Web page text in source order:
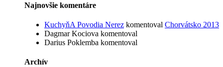
Najnovšie komentáre
KuchyňA Povodia Nerez komentoval Chorvátsko 2013
Dagmar Kociova komentoval
Darius Poklemba komentoval
Archív